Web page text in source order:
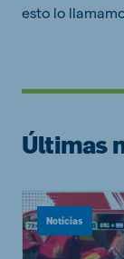
esto lo
Últimas
Noticias